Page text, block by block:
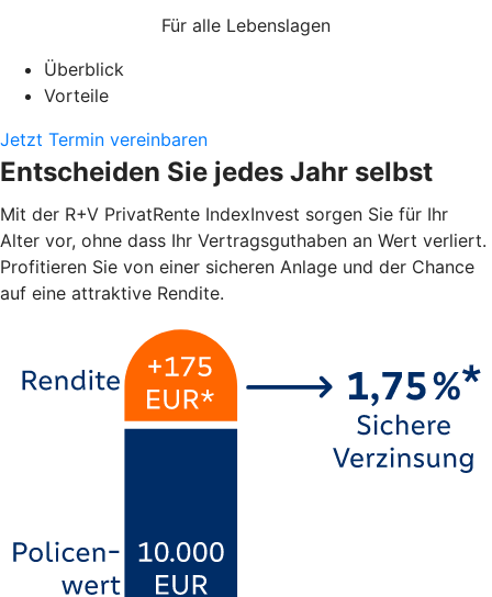
Für alle Lebenslagen
Überblick
Vorteile
Jetzt Termin vereinbaren
Entscheiden Sie jedes Jahr selbst
Mit der R+V PrivatRente IndexInvest sorgen Sie für Ihr
Alter vor, ohne dass Ihr Vertragsguthaben an Wert verliert.
Profitieren Sie von einer sicheren Anlage und der Chance
auf eine attraktive Rendite.